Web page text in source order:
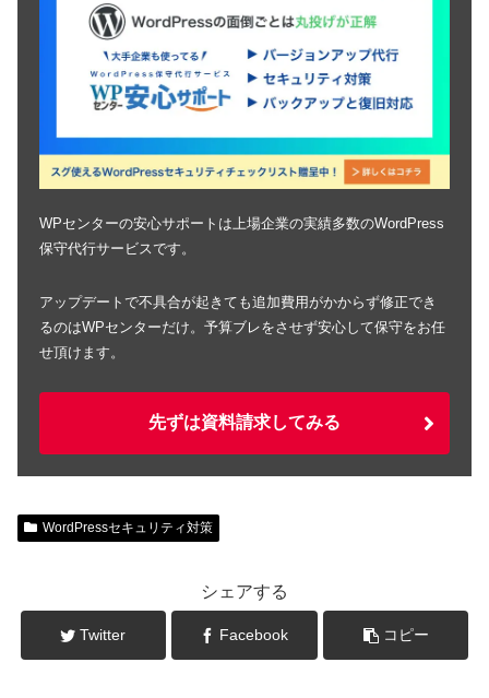
WPセンターの安心サポートは上場企業の実績多数のWordPress
保守代行サービスです。
アップデートで不具合が起きても追加費用がかからず修正でき
るのはWPセンターだけ。予算ブレをさせず安心して保守をお任
せ頂けます。
先ずは資料請求してみる
WordPressセキュリティ対策
シェアする
Twitter Facebook コピー